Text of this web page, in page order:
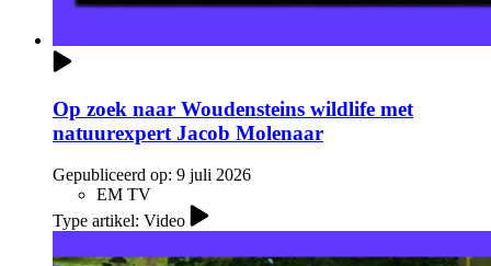
Op zoek naar Woudensteins wildlife met
natuurexpert Jacob Molenaar
Gepubliceerd op: 9 juli 2026
EM TV
Type artikel: Video